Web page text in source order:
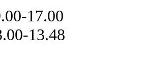
17.00
13.48